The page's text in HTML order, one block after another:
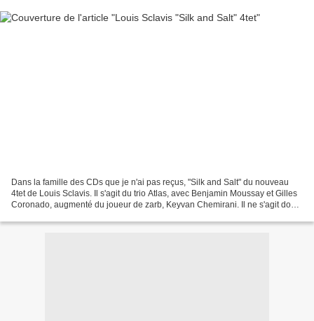
Dans la famille des CDs que je n'ai pas reçus, "Silk and Salt" du nouveau
4tet de Louis Sclavis. Il s'agit du trio Atlas, avec Benjamin Moussay et Gilles
Coronado, augmenté du joueur de zarb, Keyvan Chemirani. Il ne s'agit donc